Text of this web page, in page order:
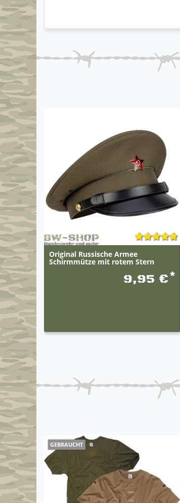
Original Russische Armee
Schirmmütze mit rotem Stern
9,95 €*
GEBRAUCHT